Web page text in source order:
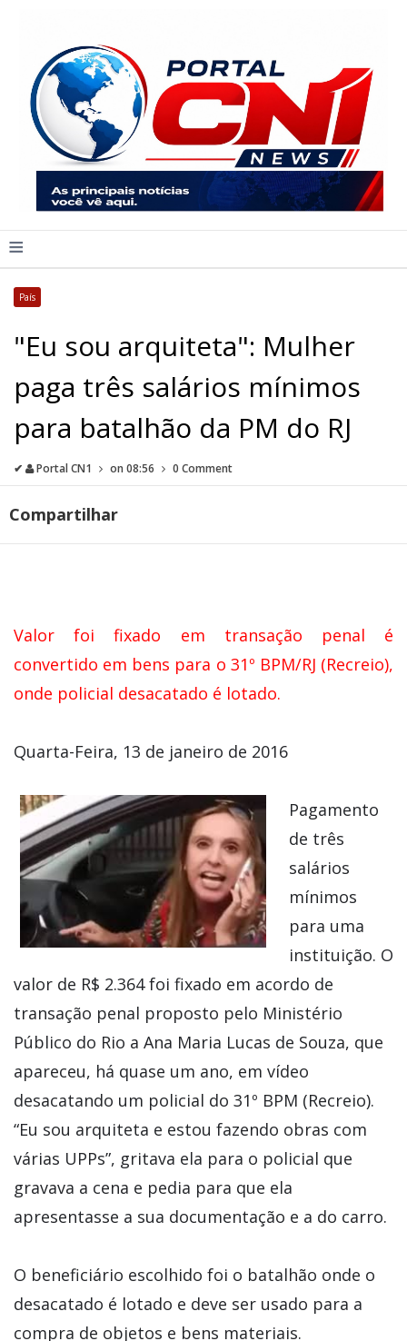
≡
País
"Eu sou arquiteta": Mulher
paga três salários mínimos
para batalhão da PM do RJ
✔ Portal CN1 on 08:56 0 Comment
Compartilhar
Valor foi fixado em transação penal é
convertido em bens para o 31º BPM/RJ (Recreio),
onde policial desacatado é lotado.
Quarta-Feira, 13 de janeiro de 2016
Pagamento
de três
salários
mínimos
para uma
instituição. O
valor de R$ 2.364 foi fixado em acordo de
transação penal proposto pelo Ministério
Público do Rio a Ana Maria Lucas de Souza, que
apareceu, há quase um ano, em vídeo
desacatando um policial do 31º BPM (Recreio).
“Eu sou arquiteta e estou fazendo obras com
várias UPPs”, gritava ela para o policial que
gravava a cena e pedia para que ela
apresentasse a sua documentação e a do carro.
O beneficiário escolhido foi o batalhão onde o
desacatado é lotado e deve ser usado para a
compra de objetos e bens materiais.